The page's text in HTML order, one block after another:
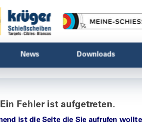
News Downloads
Fehler ist aufgetreten.
ist die Seite die Sie aufrufen